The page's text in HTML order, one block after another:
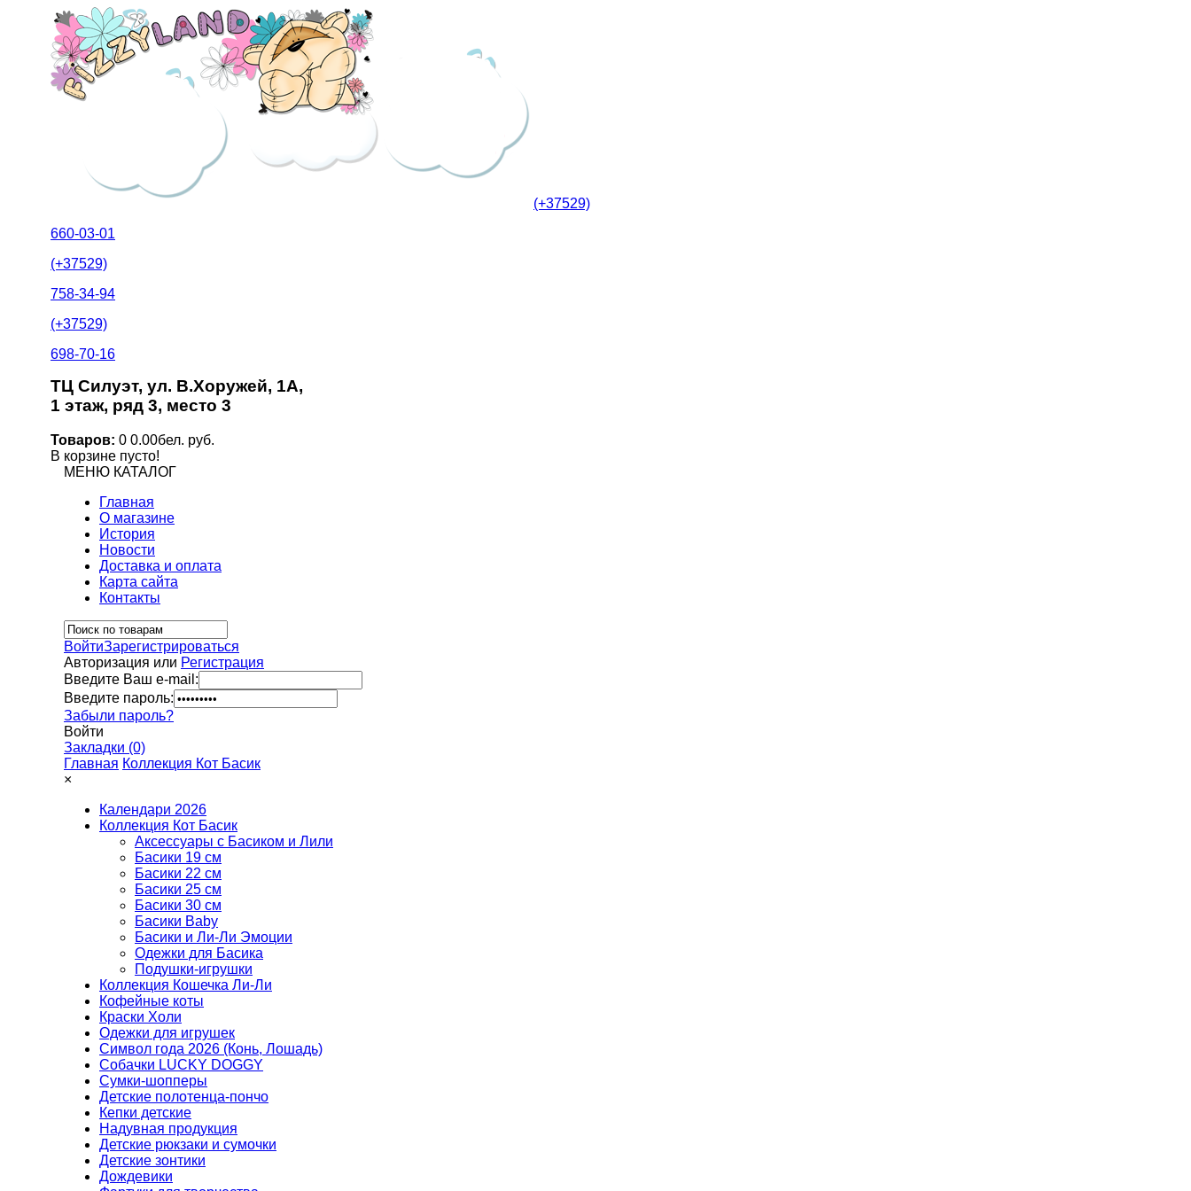
(+37529)
660-03-01
(+37529)
758-34-94
(+37529)
698-70-16
ТЦ Силуэт, ул. В.Хоружей, 1А,
1 этаж, ряд 3, место 3
Товаров: 0 0.00бел. руб.
В корзине пусто!
МЕНЮ КАТАЛОГ
Главная
О магазине
История
Новости
Доставка и оплата
Карта сайта
Контакты
ВойтиЗарегистрироваться
Авторизация или Регистрация
Введите Ваш e-mail:
Введите пароль:
Забыли пароль?
Войти
Закладки (0)
Главная Коллекция Кот Басик
×
Календари 2026
Коллекция Кот Басик
Аксессуары с Басиком и Лили
Басики 19 см
Басики 22 см
Басики 25 см
Басики 30 см
Басики Baby
Басики и Ли-Ли Эмоции
Одежки для Басика
Подушки-игрушки
Коллекция Кошечка Ли-Ли
Кофейные коты
Краски Холи
Одежки для игрушек
Символ года 2026 (Конь, Лошадь)
Собачки LUCKY DOGGY
Сумки-шопперы
Детские полотенца-пончо
Кепки детские
Надувная продукция
Детские рюкзаки и сумочки
Детские зонтики
Дождевики